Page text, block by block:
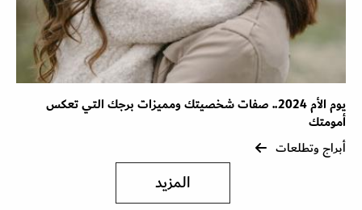
يوم الأم 2024.. صفات شخصيتك ومميزات برجك التي تعكس
أمومتك
أبراج وتطلعات
المزيد